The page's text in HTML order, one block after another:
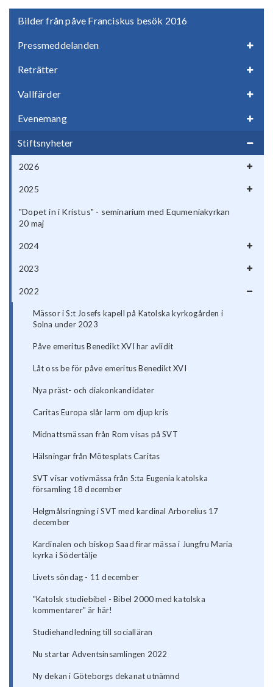
Bilder från påve Franciskus besök 2016
Pressmeddelanden
Reträtter
Vallfärder
Evenemang
Stiftsnyheter
2026
2025
"Dopet in i Kristus" - seminarium med Equmeniakyrkan
20 maj
2024
2023
2022
Mässor i S:t Josefs kapell på Katolska kyrkogården i
Solna under 2023
Påve emeritus Benedikt XVI har avlidit
Låt oss be för påve emeritus Benedikt XVI
Nya präst- och diakonkandidater
Caritas Europa slår larm om djup kris
Midnattsmässan från Rom visas på SVT
Hälsningar från Mötesplats Caritas
SVT visar votivmässa från S:ta Eugenia katolska
församling 18 december
Helgmålsringning i SVT med kardinal Arborelius 17
december
Kardinalen och biskop Saad firar mässa i Jungfru Maria
kyrka i Södertälje
Livets söndag - 11 december
"Katolsk studiebibel - Bibel 2000 med katolska
kommentarer" är här!
Studiehandledning till socialläran
Nu startar Adventsinsamlingen 2022
Ny dekan i Göteborgs dekanat utnämnd